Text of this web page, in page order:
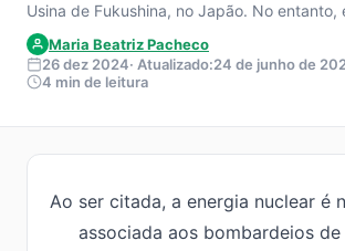
Usina de Fukushina, no Japão. No entanto,
Maria Beatriz Pacheco
26 dez 2024· Atualizado:24 de junho de
4 min de leitura
Ao ser citada, a energia nuclear é
associada aos bombardeios